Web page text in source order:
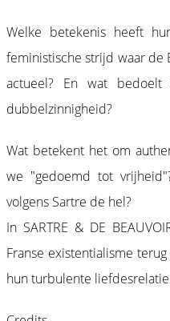
Welke betekenis heeft
feministische strijd waar de
actueel? En wat
dubbelzinnigheid?
Wat betekent het om
we "gedoemd tot
volgens Sartre de hel?
In SARTRE & DE
Franse existentialisme
hun turbulente